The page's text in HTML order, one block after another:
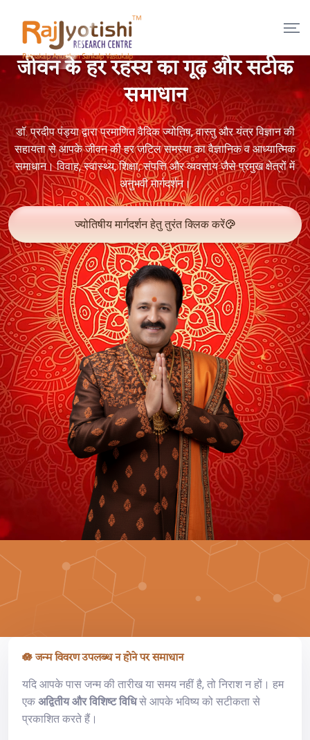
जीवन के हर रहस्य का गूढ़ और सटीक
समाधान
डॉ. प्रदीप पंड्या द्वारा प्रमाणित वैदिक ज्योतिष, वास्तु और यंत्र विज्ञान की
सहायता से आपके जीवन की हर जटिल समस्या का वैज्ञानिक व आध्यात्मिक
समाधान। विवाह, स्वास्थ्य, शिक्षा, संपत्ति और व्यवसाय जैसे प्रमुख क्षेत्रों में
अनुभवी मार्गदर्शन।
ज्योतिषीय मार्गदर्शन हेतु तुरंत क्लिक करें
🪷 जन्म विवरण उपलब्ध न होने पर समाधान
यदि आपके पास जन्म की तारीख या समय नहीं है, तो निराश न हों। हम
एक अद्वितीय और विशिष्ट विधिसे आपके भविष्य को सटीकता से
प्रकाशित करते हैं।